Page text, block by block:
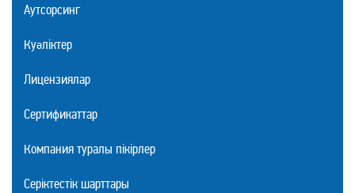
Аутсорсинг
Куәліктер
Лицензиялар
Сертификаттар
Компания туралы пікірлер
Серіктестік шарттары